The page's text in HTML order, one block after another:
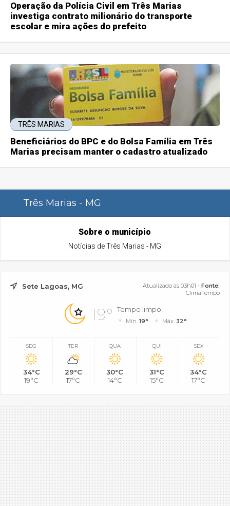
Operação da Polícia Civil em Três Marias
investiga contrato milionário do transporte
escolar e mira ações do prefeito
TRÊS MARIAS
Beneficiários do BPC e do Bolsa Família em Três
Marias precisam manter o cadastro atualizado
Três Marias - MG
Sobre o município
Notícias de Três Marias - MG
Sete Lagoas, MG Atualizado às 03h01 - Fonte:
ClimaTempo
19° Tempo limpo
Mín.19° Máx. 32°
SEG
34°C
19°C
TER
29°C
17°C
QUA
30°C
14°C
QUI
31°C
15°C
SEX
34°C
17°C